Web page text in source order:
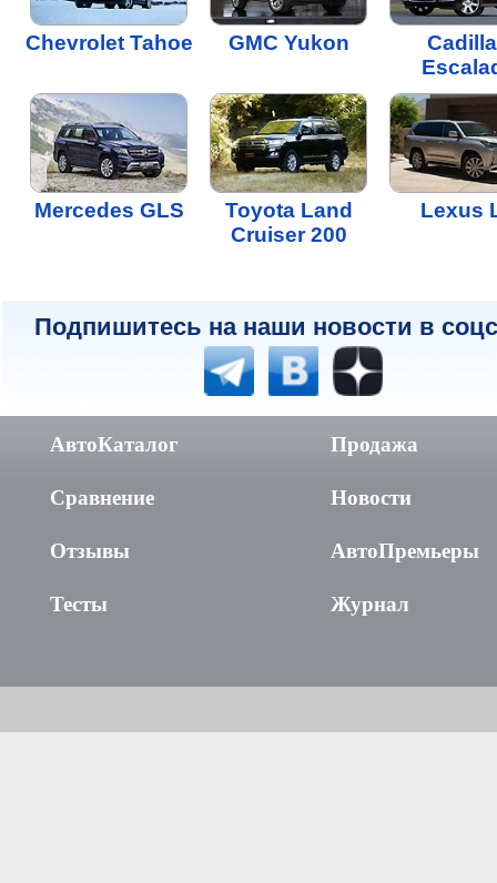
Chevrolet Tahoe GMC Yukon
Mercedes GLS
Toyota Land
Cruiser 200
Lexus
Подпишитесь на наши новости в
АвтоКаталог
Сравнение
Отзывы
Тесты
Продажа
Новости
АвтоПремьеры
Журнал